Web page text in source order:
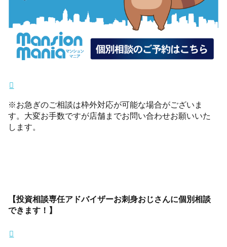
※お急ぎのご相談は枠外対応が可能な場合がございま
す。大変お手数ですが店舗までお問い合わせお願いいた
します。
【投資相談専任アドバイザーお刺身おじさんに個別相談
できます！】